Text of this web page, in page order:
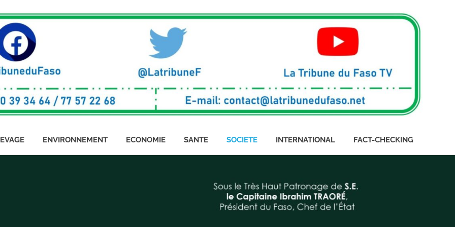
ENVIRONNEMENT ECONOMIE SANTE SOCIETE INTERNATIONAL FACT-CHECKING